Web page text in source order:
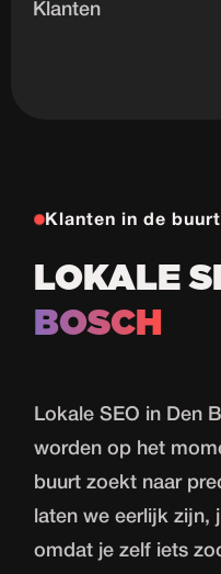
Klanten
Klanten in de buurt
LOKALE
BOSCH
Lokale SEO in Den
worden op het
buurt zoekt naar
laten we eerlijk zijn,
omdat je zelf iets